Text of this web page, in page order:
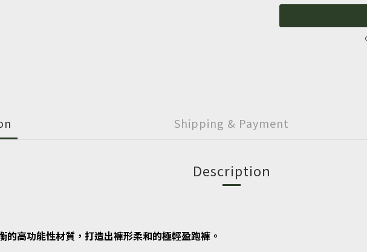
Shipping & Payment
Description
的高功能性材質，打造出褲形柔和的極輕盈跑褲。